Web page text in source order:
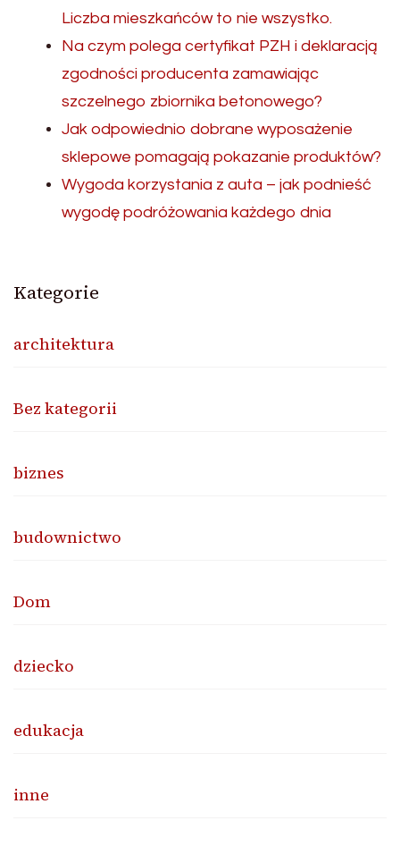
Liczba mieszkańców to nie wszystko.
Na czym polega certyfikat PZH i deklaracją
zgodności producenta zamawiając
szczelnego zbiornika betonowego?
Jak odpowiednio dobrane wyposażenie
sklepowe pomagają pokazanie produktów?
Wygoda korzystania z auta – jak podnieść
wygodę podróżowania każdego dnia
Kategorie
architektura
Bez kategorii
biznes
budownictwo
Dom
dziecko
edukacja
inne